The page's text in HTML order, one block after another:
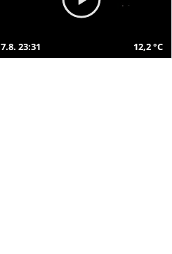
7.8. 23:31 12,2 °C